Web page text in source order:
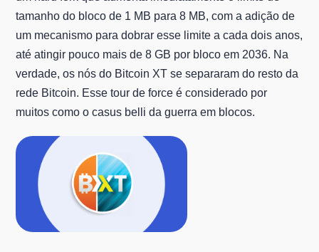
tamanho do bloco de 1 MB para 8 MB, com a adição de
um mecanismo para dobrar esse limite a cada dois anos,
até atingir pouco mais de 8 GB por bloco em 2036. Na
verdade, os nós do Bitcoin XT se separaram do resto da
rede Bitcoin. Esse tour de force é considerado por
muitos como o casus belli da guerra em blocos.